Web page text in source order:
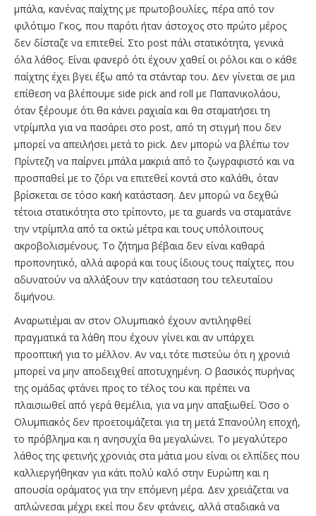
μπάλα, κανένας παίχτης με πρωτοβουλίες, πέρα από τον
φιλότιμο Γκος, που παρότι ήταν άστοχος στο πρώτο μέρος
δεν δίσταζε να επιτεθεί. Στο post πάλι στατικότητα, γενικά
όλα λάθος. Είναι φανερό ότι έχουν χαθεί οι ρόλοι και ο κάθε
παίχτης έχει βγει έξω από τα στάνταρ του. Δεν γίνεται σε μια
επίθεση να βλέπουμε side pick and roll με Παπανικολάου,
όταν ξέρουμε ότι θα κάνει ραχιαία και θα σταματήσει τη
ντρίμπλα για να πασάρει στο post, από τη στιγμή που δεν
μπορεί να απειλήσει μετά το pick. Δεν μπορώ να βλέπω τον
Πρίντεζη να παίρνει μπάλα μακριά από το ζωγραφιστό και να
προσπαθεί με το ζόρι να επιτεθεί κοντά στο καλάθι, όταν
βρίσκεται σε τόσο κακή κατάσταση. Δεν μπορώ να δεχθώ
τέτοια στατικότητα στο τρίποντο, με τα guards να σταματάνε
την ντρίμπλα από τα οκτώ μέτρα και τους υπόλοιπους
ακροβολισμένους. Το ζήτημα βέβαια δεν είναι καθαρά
προπονητικό, αλλά αφορά και τους ίδιους τους παίχτες, που
αδυνατούν να αλλάξουν την κατάσταση του τελευταίου
διμήνου.
Αναρωτιέμαι αν στον Ολυμπιακό έχουν αντιληφθεί
πραγματικά τα λάθη που έχουν γίνει και αν υπάρχει
προοπτική για το μέλλον. Αν να,ι τότε πιστεύω ότι η χρονιά
μπορεί να μην αποδειχθεί αποτυχημένη. Ο βασικός πυρήνας
της ομάδας φτάνει προς το τέλος του και πρέπει να
πλαισιωθεί από γερά θεμέλια, για να μην απαξιωθεί. Όσο ο
Ολυμπιακός δεν προετοιμάζεται για τη μετά Σπανούλη εποχή,
το πρόβλημα και η ανησυχία θα μεγαλώνει. Το μεγαλύτερο
λάθος της φετινής χρονιάς στα μάτια μου είναι οι ελπίδες που
καλλιεργήθηκαν για κάτι πολύ καλό στην Ευρώπη και η
απουσία οράματος για την επόμενη μέρα. Δεν χρειάζεται να
απλώνεσαι μέχρι εκεί που δεν φτάνεις, αλλά σταδιακά να